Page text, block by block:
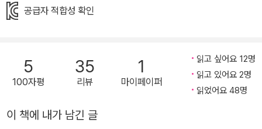
서의 해방으로 인한 평화는 잠시뿐, 아이는 이제 시계를(엄마를)
게 출발한다. 가도 가도 낯선 풍경, 머리끝부터 오싹하게 전해지
는 공포감은 목적지를 알지 못한 채 무작정 내딛는 발걸음을 얼마
이에게 마침내 모습을 드러낸 초현실의 세계, 시계탕. 아이는 시
공급자 적합성 확인
5
100자평
35
리뷰
1
마이페이퍼
읽고 싶어요 12명
읽고 있어요 2명
읽었어요 48명
이 책에 내가 남긴 글